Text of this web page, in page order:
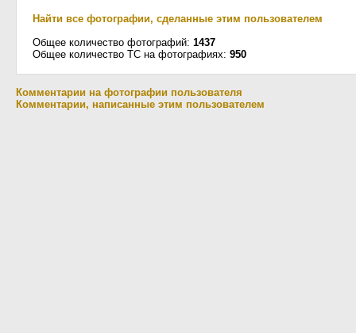
Найти все фотографии, сделанные этим пользователем
Общее количество фотографий: 1437
Общее количество ТС на фотографиях: 950
Комментарии на фотографии пользователя
Комментарии, написанные этим пользователем